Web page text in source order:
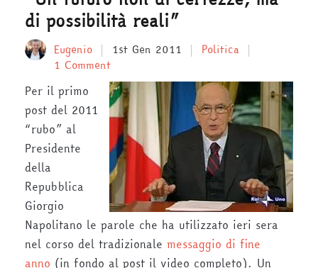
di possibilità reali”
Eugenio 1st Gen 2011
Politica
1 Comment
Per il primo
post del 2011
“rubo” al
Presidente
della
Repubblica
Giorgio
Napolitano le parole che ha utilizzato ieri sera
nel corso del tradizionale messaggio di fine
anno (in fondo al post il video completo). Un